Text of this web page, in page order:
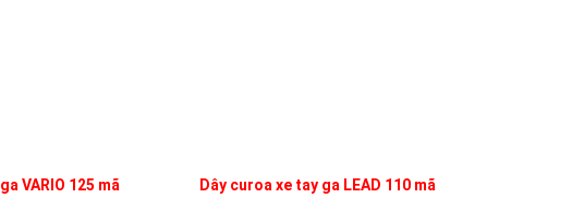
VARIO 125 mã
Dây curoa xe tay ga LEAD 110 mã